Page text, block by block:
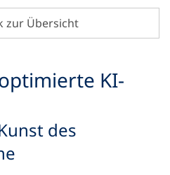
zur Übersicht
KI-
des